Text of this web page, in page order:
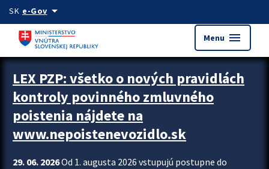
Preskocit na hlavný obsah
SK e-Govarrow_drop_down
Menu menu
Zastavit automatický posun upútavok
LEX PZP: všetko o nových pravidlách
kontroly povinného zmluvného
poistenia nájdete na
www.nepoistenevozidlo.sk
29. 06. 2026Od 1. augusta 2026 vstupujú postupne do